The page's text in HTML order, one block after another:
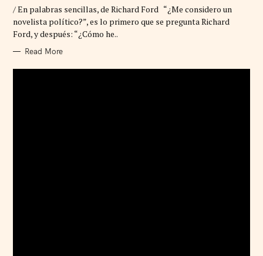
O
I
E
/ En palabras sencillas, de Richard Ford “¿Me considero un
novelista político?”, es lo primero que se pregunta Richard
Ford, y después: “¿Cómo he..
Read More